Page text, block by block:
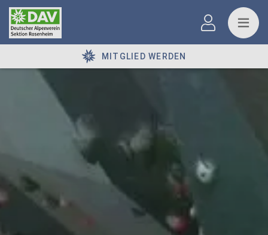
MITGLIED WERDEN